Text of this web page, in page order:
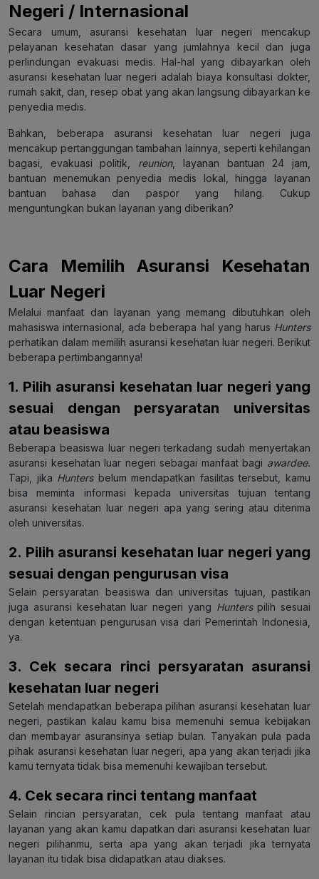
Negeri / Internasional
Secara umum, asuransi kesehatan luar negeri mencakup
pelayanan kesehatan dasar yang jumlahnya kecil dan juga
perlindungan evakuasi medis. Hal-hal yang dibayarkan oleh
asuransi kesehatan luar negeri adalah biaya konsultasi dokter,
rumah sakit, dan, resep obat yang akan langsung dibayarkan ke
penyedia medis.
Bahkan, beberapa asuransi kesehatan luar negeri juga
mencakup pertanggungan tambahan lainnya, seperti kehilangan
bagasi, evakuasi politik, reunion, layanan bantuan 24 jam,
bantuan menemukan penyedia medis lokal, hingga layanan
bantuan bahasa dan paspor yang hilang. Cukup
menguntungkan bukan layanan yang diberikan?
Cara Memilih Asuransi Kesehatan
Luar Negeri
Melalui manfaat dan layanan yang memang dibutuhkan oleh
mahasiswa internasional, ada beberapa hal yang harus Hunters
perhatikan dalam memilih asuransi kesehatan luar negeri. Berikut
beberapa pertimbangannya!
1. Pilih asuransi kesehatan luar negeri yang
sesuai dengan persyaratan universitas
atau beasiswa
Beberapa beasiswa luar negeri terkadang sudah menyertakan
asuransi kesehatan luar negeri sebagai manfaat bagi awardee.
Tapi, jika Hunters belum mendapatkan fasilitas tersebut, kamu
bisa meminta informasi kepada universitas tujuan tentang
asuransi kesehatan luar negeri apa yang sering atau diterima
oleh universitas.
2. Pilih asuransi kesehatan luar negeri yang
sesuai dengan pengurusan visa
Selain persyaratan beasiswa dan universitas tujuan, pastikan
juga asuransi kesehatan luar negeri yang Hunterspilih sesuai
dengan ketentuan pengurusan visa dari Pemerintah Indonesia,
ya.
3. Cek secara rinci persyaratan asuransi
kesehatan luar negeri
Setelah mendapatkan beberapa pilihan asuransi kesehatan luar
negeri, pastikan kalau kamu bisa memenuhi semua kebijakan
dan membayar asuransinya setiap bulan. Tanyakan pula pada
pihak asuransi kesehatan luar negeri, apa yang akan terjadi jika
kamu ternyata tidak bisa memenuhi kewajiban tersebut.
4. Cek secara rinci tentang manfaat
Selain rincian persyaratan, cek pula tentang manfaat atau
layanan yang akan kamu dapatkan dari asuransi kesehatan luar
negeri pilihanmu, serta apa yang akan terjadi jika ternyata
layanan itu tidak bisa didapatkan atau diakses.